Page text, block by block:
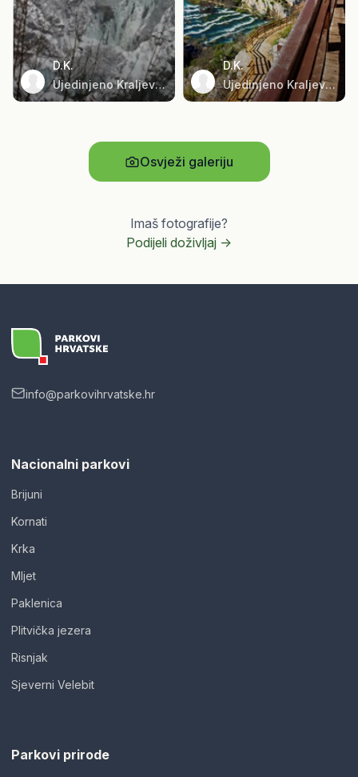
D.K.
Ujedinjeno Kraljevstvo
D.K.
Ujedinjeno Kraljevstvo
Osvježi galeriju
Imaš fotografije?
Podijeli doživljaj ->
info@parkovihrvatske.hr
Nacionalni parkovi
Brijuni
Kornati
Krka
Mljet
Paklenica
Plitvička jezera
Risnjak
Sjeverni Velebit
Parkovi prirode